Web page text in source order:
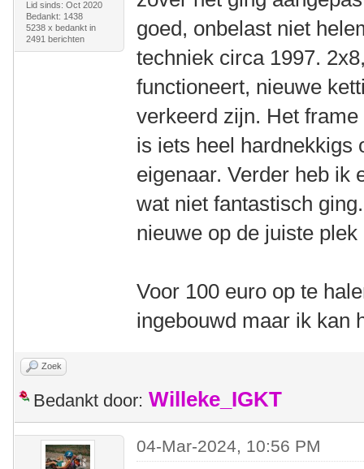
Lid sinds: Oct 2020
Bedankt: 1438
5238 x bedankt in
2491 berichten
goed, onbelast niet
techniek circa 1997.
functioneert, nieuwe
verkeerd zijn. Het
is iets heel hardnekkigs
eigenaar. Verder heb ik
wat niet fantastisch
nieuwe op de juiste plek
Voor 100 euro op te
ingebouwd maar ik kan
Zoek
Bedankt door: Willeke_IGKT
04-Mar-2024, 10:56 PM